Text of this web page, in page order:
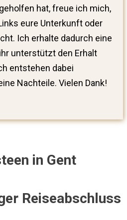
hat, freue ich mich,
eure Unterkunft oder
Ich erhalte dadurch eine
unterstützt den Erhalt
entstehen dabei
Nachteile. Vielen Dank!
Reiseabschluss